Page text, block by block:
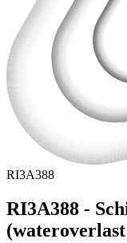
RI3A388
RI3A388 -